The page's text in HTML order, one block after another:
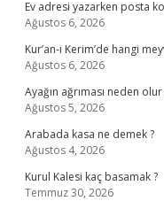
Ev adresi yazarken posta
Ağustos 6, 2026
Kur’an-ı Kerim’de hangi
Ağustos 6, 2026
Ayağın ağrıması neden olur
Ağustos 5, 2026
Arabada kasa ne demek ?
Ağustos 4, 2026
Kurul Kalesi kaç basamak ?
Temmuz 30, 2026